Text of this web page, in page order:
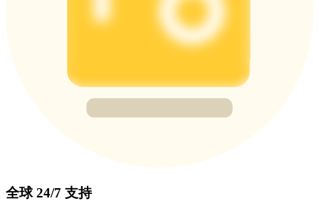
全球 24/7 支持